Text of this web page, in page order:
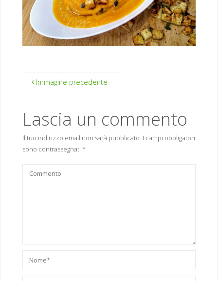
Immagine precedente
Lascia un commento
Il tuo indirizzo email non sarà pubblicato. I campi obbligatori
sono contrassegnati *